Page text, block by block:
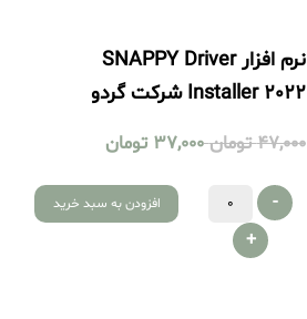
نرم افزار SNAPPY Driver
Installer 2022 شرکت گردو
47,000 تومان 37,000 تومان
-
+
افزودن به سبد خرید